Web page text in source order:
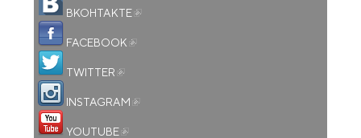
ВКОНТАКТЕ
FACEBOOK
TWITTER
INSTAGRAM
YOUTUBE